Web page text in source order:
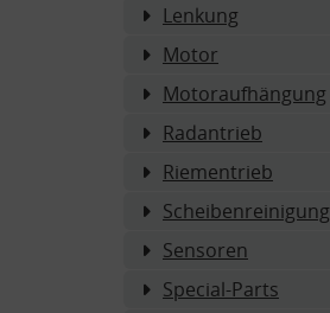
Lenkung
Motor
Motoraufhängung
Radantrieb
Riementrieb
Scheibenreinigung
Sensoren
Special-Parts